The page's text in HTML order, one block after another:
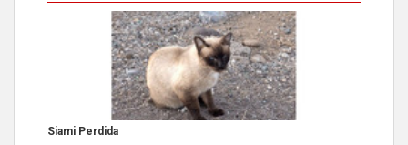
Siami Perdida